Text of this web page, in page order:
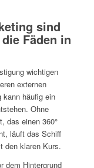
sind
Fäden in
wichtigen
externen
kann häufig ein
Ohne
das einen 360°
läuft das Schiff
den klaren Kurs.
dem Hintergrund